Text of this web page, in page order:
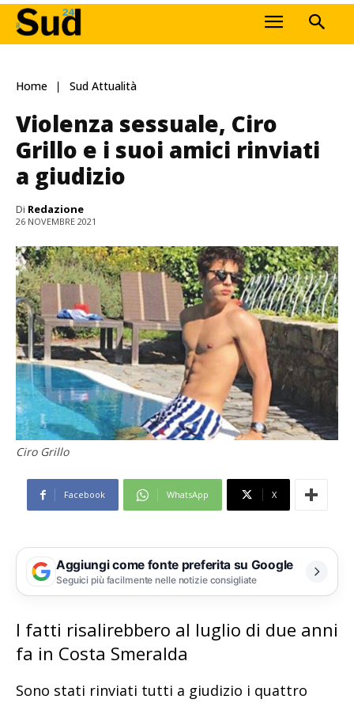
Home Sud Attualità
Violenza sessuale, Ciro
Grillo e i suoi amici rinviati
a giudizio
Di Redazione
26 NOVEMBRE 2021
Ciro Grillo
Facebook WhatsApp X
Aggiungi come fonte preferita su Google
Seguici più facilmente nelle notizie consigliate
I fatti risalirebbero al luglio di due anni
fa in Costa Smeralda
Sono stati rinviati tutti a giudizio i quattro